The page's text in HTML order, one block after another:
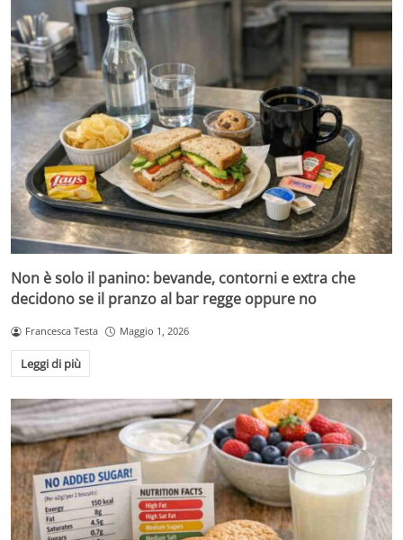
Non è solo il panino: bevande, contorni e extra che
decidono se il pranzo al bar regge oppure no
Francesca Testa Maggio 1, 2026
Leggi di più